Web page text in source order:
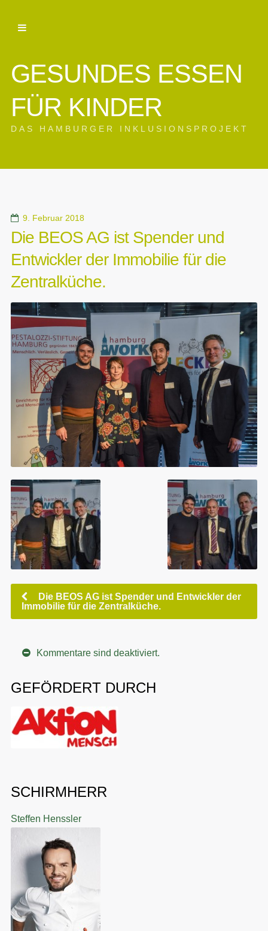
GESUNDES ESSEN
FÜR KINDER
DAS HAMBURGER INKLUSIONSPROJEKT
9. Februar 2018
Die BEOS AG ist Spender und
Entwickler der Immobilie für die
Zentralküche.
Die BEOS AG ist Spender und Entwickler der
Immobilie für die Zentralküche.
Kommentare sind deaktiviert.
GEFÖRDERT DURCH
SCHIRMHERR
Steffen Henssler